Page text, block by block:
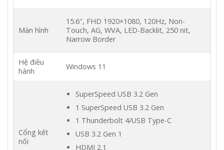
Màn hình
15.6″, FHD 1920×1080, 120Hz, Non-
Touch, AG, WVA, LED-Backlit, 250 nit,
Narrow Border
Hệ điều
hành
Windows 11
Cổng kết
nối
SuperSpeed USB 3.2 Gen
1 SuperSpeed USB 3.2 Gen
1 Thunderbolt 4/USB Type-C
USB 3.2 Gen 1
HDMI 2.1